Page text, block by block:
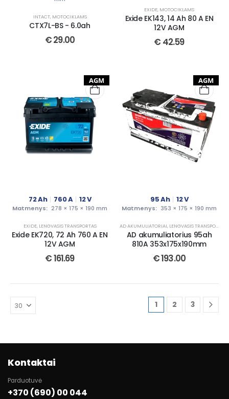
INTACT, MOTOCIKLAMS
CTX7L-BS - 6.0ah
€29.00
EXIDE, MOTOCIKLAMS
Exide EK143, 14 Ah 80 A EN
12V AGM
€ 42.59
AGM
72Ah 760A 12V
Matmenys: 278 × 175 × 190 mm
EXIDE, LENGVASIS TRANSPORTAS
Exide EK720, 72 Ah 760 A EN
12V AGM
€161.69
AGM
95Ah 12V
Matmenys: 353 × 175 × 190 mm
AD AKUMULIATORIAI, LENGVASIS TRANSPORTAS
AD akumuliatorius 95ah
810A 353x175x190mm
€193.00
1 2 3
Kontaktai
Parduotuvė
+370 (690) 00 044